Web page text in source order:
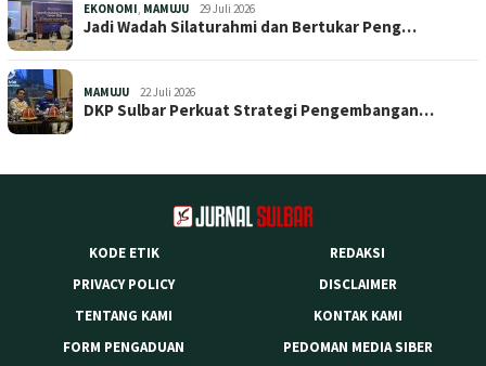
EKONOMI, MAMUJU 29 Juli 2026
Jadi Wadah Silaturahmi dan Bertukar Peng…
MAMUJU 22 Juli 2026
DKP Sulbar Perkuat Strategi Pengembangan…
KODE ETIK
REDAKSI
PRIVACY POLICY
DISCLAIMER
TENTANG KAMI
KONTAK KAMI
FORM PENGADUAN
PEDOMAN MEDIA SIBER